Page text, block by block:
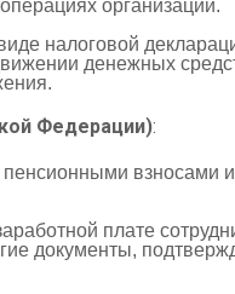
организации.
налоговой
денежных
Федерации):
взносами
плате
документы,